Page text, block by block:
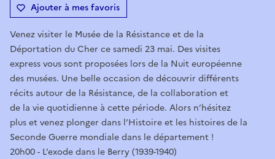
Ajouter à mes favoris
Venez visiter le Musée de la Résistance et de la
Déportation du Cher ce samedi 23 mai. Des visites
express vous sont proposées lors de la Nuit européenne
des musées. Une belle occasion de découvrir différents
récits autour de la Résistance, de la collaboration et
de la vie quotidienne à cette période. Alors n’hésitez
plus et venez plonger dans l’Histoire et les histoires de la
Seconde Guerre mondiale dans le département !
20h00 - L’exode dans le Berry (1939-1940)